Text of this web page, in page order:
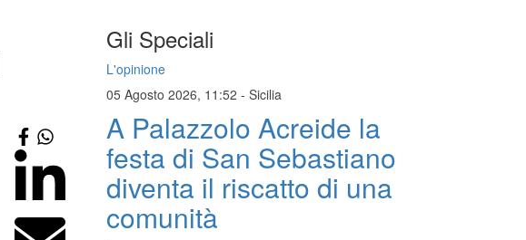
Gli Speciali
L'opinione
05 Agosto 2026, 11:52 - Sicilia
A Palazzolo Acreide la
festa di San Sebastiano
diventa il riscatto di una
comunità